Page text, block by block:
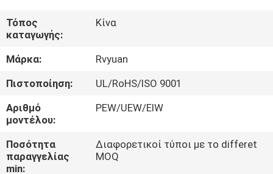
ΠΕΡΊΠΟΥ
ΕΜΕΊΣ
ΓΎΡΟΣ
ΕΡΓΟΣΤΑΣΊΩΝ
ΠΟΙΟΤΙΚΌΣ
ΈΛΕΓΧΟΣ
Τόπος
καταγωγής:
Κίνα
Μάρκα:
Rvyuan
Πιστοποίηση:
UL/RoHS/ISO 9001
Αριθμό
μοντέλου:
PEW/UEW/EIW
Ποσότητα
παραγγελίας
min:
Διαφορετικοί τύποι με το differet
MOQ